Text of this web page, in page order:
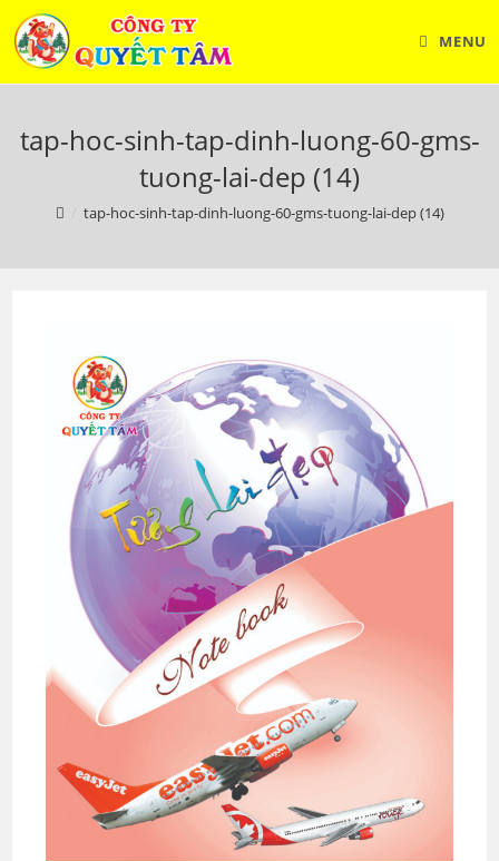
Skip
content
MENU
tap-hoc-sinh-tap-dinh-luong-60-gms-
tuong-lai-dep (14)
tap-hoc-sinh-tap-dinh-luong-60-gms-tuong-lai-dep (14)